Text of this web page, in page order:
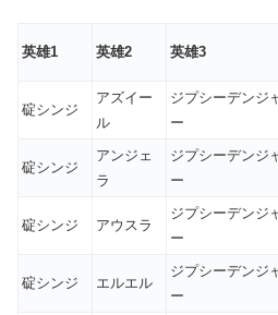
英雄1 英雄2 英雄3
碇シンジ
アズイー
ル
ジプシーデンジ
ー
碇シンジ
アンジェ
ラ
ジプシーデンジ
ー
碇シンジ アウスラ
ジプシーデンジ
ー
碇シンジ エルエル
ジプシーデンジ
ー